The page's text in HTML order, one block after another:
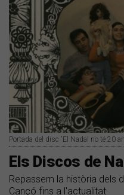
Portada del disc 'El Nadal no té 20
Els Discos de
Repassem la història dels
Cançó fins a l'actualitat